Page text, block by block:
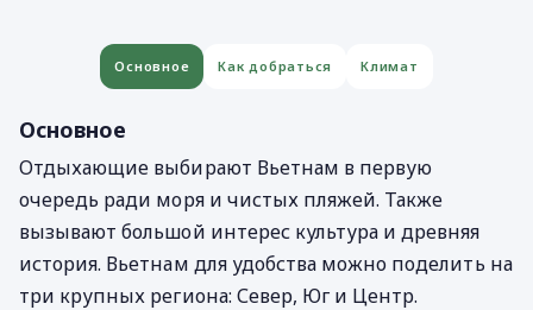
Основное Как добраться Климат
Основное
Отдыхающие выбирают Вьетнам в первую
очередь ради моря и чистых пляжей. Также
вызывают большой интерес культура и древняя
история. Вьетнам для удобства можно поделить на
три крупных региона: Север, Юг и Центр.